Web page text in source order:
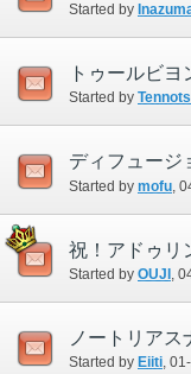
Started by
トゥールビヨ
Started by
ディフュージ
Started by mofu ‎,
Started by OUJI ‎,
ノートリアス
Started by Eiiti‎,